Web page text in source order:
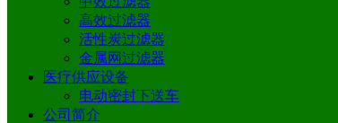
高效过滤器
活性炭过滤器
金属网过滤器
医疗供应设备
电动密封下送车
公司简介